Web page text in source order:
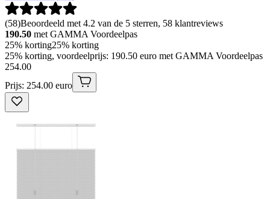
(58)Beoordeeld met 4.2 van de 5 sterren, 58 klantreviews
190.50 met GAMMA Voordeelpas
25% korting25% korting
25% korting, voordeelprijs: 190.50 euro met GAMMA Voordeelpas
254.00
Prijs: 254.00 euro